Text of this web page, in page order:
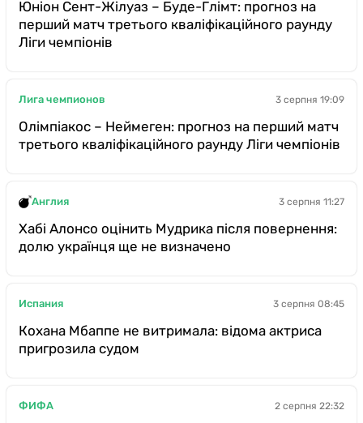
Юніон Сент-Жілуаз – Буде-Глімт: прогноз на
перший матч третього кваліфікаційного раунду
Ліги чемпіонів
Лига чемпионов 3 серпня 19:09
Олімпіакос – Неймеген: прогноз на перший матч
третього кваліфікаційного раунду Ліги чемпіонів
Англия 3 серпня 11:27
Хабі Алонсо оцінить Мудрика після повернення:
долю українця ще не визначено
Испания 3 серпня 08:45
Кохана Мбаппе не витримала: відома актриса
пригрозила судом
ФИФА 2 серпня 22:32